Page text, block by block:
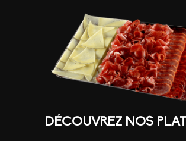
DÉCOUVREZ NOS